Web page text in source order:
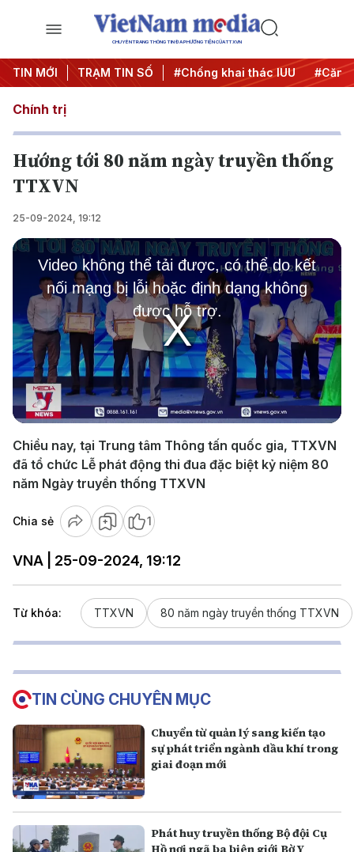
CHUYÊN TRANG THÔNG TIN ĐA PHƯƠNG TIỆN CỦA TTXVN
TIN MỚI TRẠM TIN SỐ
#Chiến dịch 500 ngày đêm #Chống khai thác IUU
Chính trị
Hướng tới 80 năm ngày truyền thống
TTXVN
25-09-2024, 19:12
Play
Video
This
is
modal
window.
Video không thể tải được, có thể do kết
nối mạng bị lỗi hoặc định dạng không
được hỗ trợ.
Chiều nay, tại Trung tâm Thông tấn quốc gia, TTXVN
đã tổ chức Lễ phát động thi đua đặc biệt kỷ niệm 80
năm Ngày truyền thống TTXVN
Chia sẻ 1
VNA | 25-09-2024, 19:12
Từ khóa: TTXVN 80 năm ngày truyền thống TTXVN
TIN CÙNG CHUYÊN MỤC
Chuyển từ quản lý sang kiến tạo
sự phát triển ngành dầu khí trong
giai đoạn mới
Phát huy truyền thống Bộ đội Cụ